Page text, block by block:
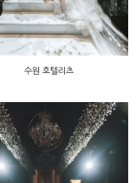
수원 호텔리츠